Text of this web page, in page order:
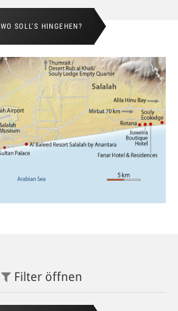
WO SOLL'S HINGEHEN?
Filter öffnen